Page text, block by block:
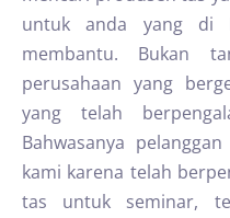
untuk anda yang di
membantu. Bukan
perusahaan yang
yang telah
Bahwasanya
kami karena telah
tas untuk seminar,